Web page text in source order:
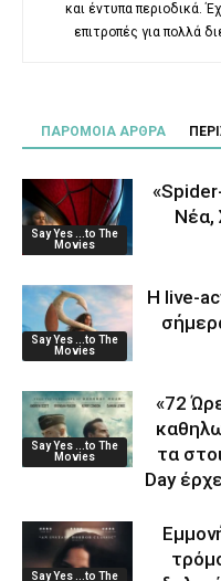
και έντυπα περιοδικά.
επιτροπές για πολλά
ΠΑΡΟΜΟΙΑ ΑΡΘΡΑ
Say Yes ...to The
Movies
Νέα,
Say Yes ...to The
Movies
Η live-
Say Yes ...to The
Movies
«72
τα
Day
Say Yes ...to The